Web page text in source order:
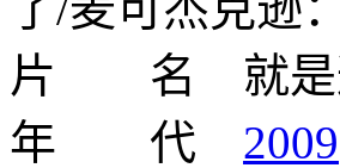
片 名 就是
年 代 2009